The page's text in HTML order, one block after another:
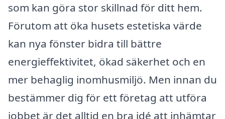
som kan göra stor skillnad för ditt hem.
Förutom att öka husets estetiska värde
kan nya fönster bidra till bättre
energieffektivitet, ökad säkerhet och en
mer behaglig inomhusmiljö. Men innan du
bestämmer dig för ett företag att utföra
jobbet är det alltid en bra idé att inhämtar